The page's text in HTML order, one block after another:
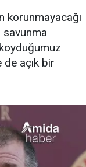
korunmayacağı
açık bir